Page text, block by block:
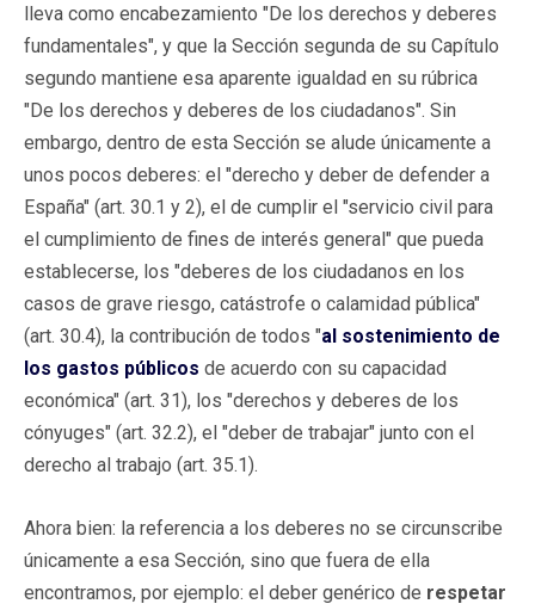
lleva como encabezamiento "De los derechos y deberes
fundamentales", y que la Sección segunda de su Capítulo
segundo mantiene esa aparente igualdad en su rúbrica
"De los derechos y deberes de los ciudadanos". Sin
embargo, dentro de esta Sección se alude únicamente a
unos pocos deberes: el "derecho y deber de defender a
España" (art. 30.1 y 2), el de cumplir el "servicio civil para
el cumplimiento de fines de interés general" que pueda
establecerse, los "deberes de los ciudadanos en los
casos de grave riesgo, catástrofe o calamidad pública"
(art. 30.4), la contribución de todos "al sostenimiento de
los gastos públicos de acuerdo con su capacidad
económica" (art. 31), los "derechos y deberes de los
cónyuges" (art. 32.2), el "deber de trabajar" junto con el
derecho al trabajo (art. 35.1).
Ahora bien: la referencia a los deberes no se circunscribe
únicamente a esa Sección, sino que fuera de ella
encontramos, por ejemplo: el deber genérico de respetar